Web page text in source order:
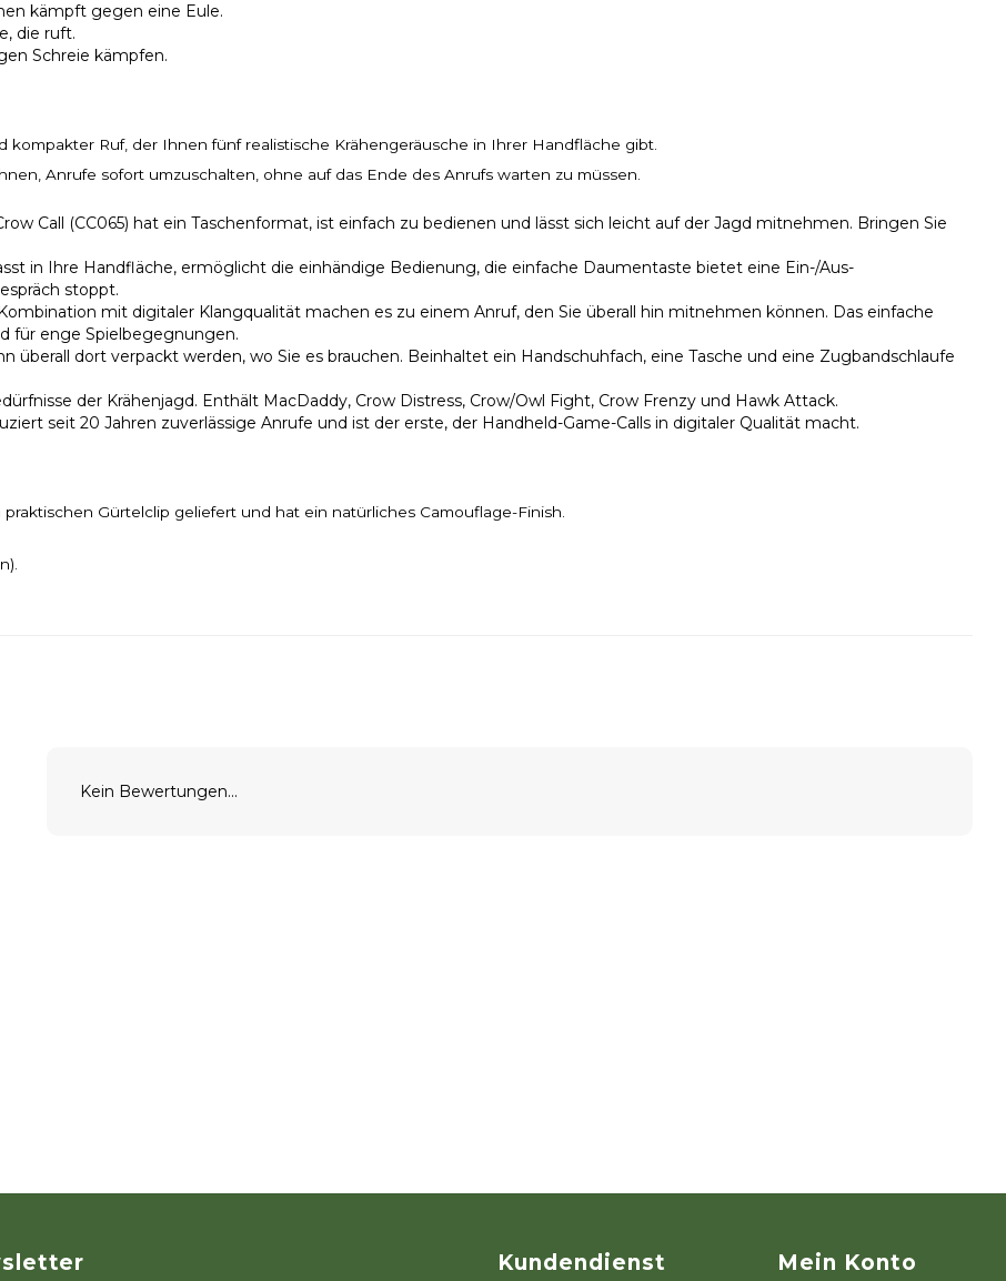
kämpft gegen eine Eule.
die ruft.
Schreie kämpfen.
kompakter Ruf, der Ihnen fünf realistische Krähengeräusche in Ihrer Handfläche gibt.
Anrufe sofort umzuschalten, ohne auf das Ende des Anrufs warten zu müssen.
Call (CC065) hat ein Taschenformat, ist einfach zu bedienen und lässt sich leicht auf der Jagd mitnehmen. Bringen Sie
in Ihre Handfläche, ermöglicht die einhändige Bedienung, die einfache Daumentaste bietet eine Ein-/Aus-
stoppt.
mit digitaler Klangqualität machen es zu einem Anruf, den Sie überall hin mitnehmen können. Das einfache
für enge Spielbegegnungen.
überall dort verpackt werden, wo Sie es brauchen. Beinhaltet ein Handschuhfach, eine Tasche und eine Zugbandschlaufe
der Krähenjagd. Enthält MacDaddy, Crow Distress, Crow/Owl Fight, Crow Frenzy und Hawk Attack.
seit 20 Jahren zuverlässige Anrufe und ist der erste, der Handheld-Game-Calls in digitaler Qualität macht.
Gürtelclip geliefert und hat ein natürliches Camouflage-Finish.
Kein Bewertungen...
Kundendienst Mein Konto